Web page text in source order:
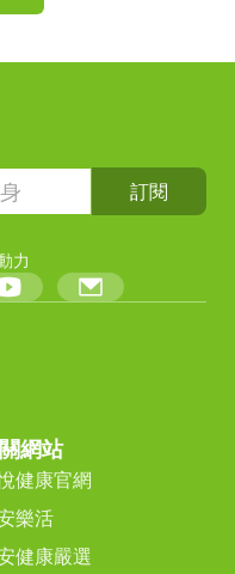
訂閱
力
網站
健康官網
樂活
健康嚴選